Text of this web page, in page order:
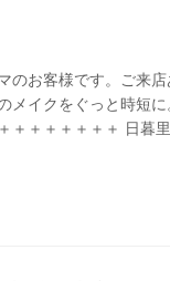
のお客様です。ご来
メイクをぐっと時短
＋＋＋＋＋＋＋ 日暮